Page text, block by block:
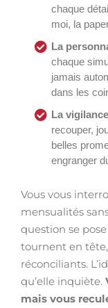
chaque
moi, la
La
chaque
jamais
dans les
La
recouper,
belles
engranger
Vous vous
mensualités
question se
tournent en
réconciliants.
qu’elle inquiète.
mais vous